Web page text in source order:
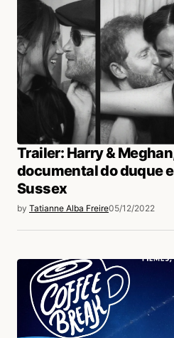
Trailer: Harry &
documental do duque
Sussex
by Tatianne Alba Freire05/12/2022